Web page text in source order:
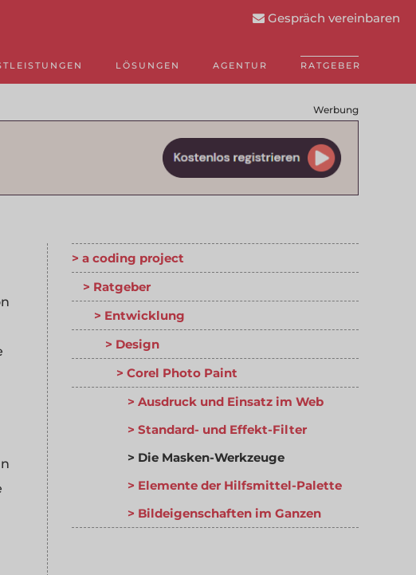
LÖSUNGEN AGENTUR RATGEBER
Gespräch vereinbaren
Werbung
a coding project
Ratgeber
Entwicklung
Design
Corel Photo Paint
Ausdruck und Einsatz im Web
Standard- und Effekt-Filter
Die Masken-Werkzeuge
Elemente der Hilfsmittel-Palette
Bildeigenschaften im Ganzen